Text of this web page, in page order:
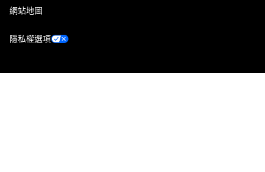
網站地圖
隱私權選項